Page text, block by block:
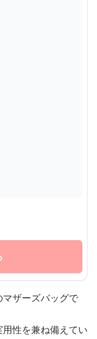
ザーズバッグで
性を兼ね備えてい